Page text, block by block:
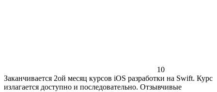
10
Заканчивается 2ой месяц курсов iOS разработки на Swift. Курс
излагается доступно и последовательно. Отзывчивые